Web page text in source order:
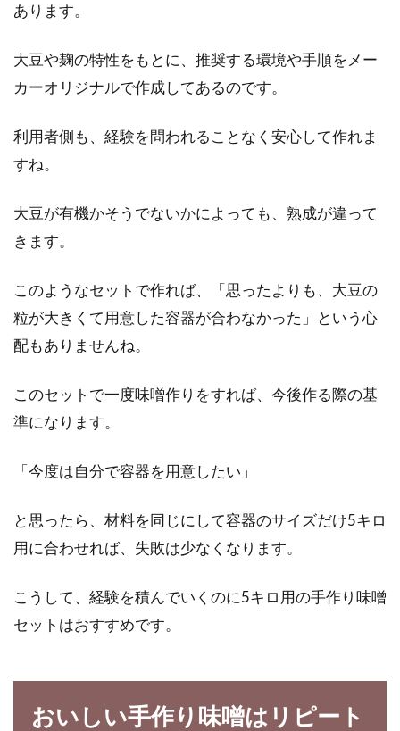
あります。
大豆や麹の特性をもとに、推奨する環境や手順をメー
カーオリジナルで作成してあるのです。
利用者側も、経験を問われることなく安心して作れま
すね。
大豆が有機かそうでないかによっても、熟成が違って
きます。
このようなセットで作れば、「思ったよりも、大豆の
粒が大きくて用意した容器が合わなかった」という心
配もありませんね。
このセットで一度味噌作りをすれば、今後作る際の基
準になります。
「今度は自分で容器を用意したい」
と思ったら、材料を同じにして容器のサイズだけ5キロ
用に合わせれば、失敗は少なくなります。
こうして、経験を積んでいくのに5キロ用の手作り味噌
セットはおすすめです。
おいしい手作り味噌はリピート